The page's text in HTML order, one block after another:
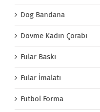
Dog Bandana
Dövme Kadın Çorabı
Fular Baskı
Fular İmalatı
Futbol Forma